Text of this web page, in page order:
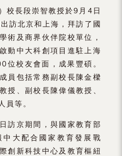
校長段崇智教授於9月4日
訪北京和上海，拜訪了國
術及商界伙伴院校單位，
動中大科創項目進駐上海
位校友會面，成果豐碩。
員包括常務副校長陳金樑
授、副校長陳偉儀教授、
員等。
訪京期間，與國家教育部
大配合國家教育發展戰
創新科技中心及教育樞紐